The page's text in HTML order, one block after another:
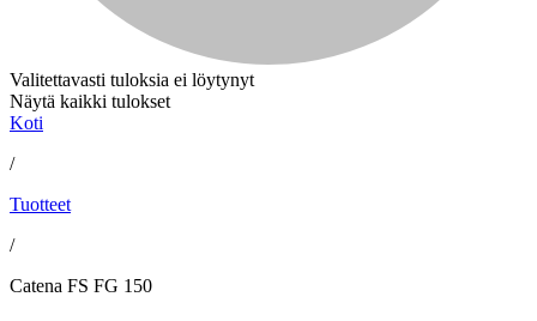
Valitettavasti tuloksia ei löytynyt
Näytä kaikki tulokset
Koti
/
Tuotteet
/
Catena FS FG 150